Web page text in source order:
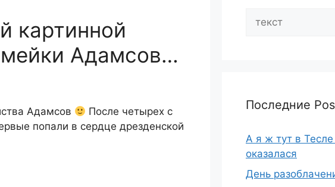
картинной
Адамсов…
Адамсов
После четырех с
попали в сердце дрезденской
Последние
А я ж тут в
оказалася
День